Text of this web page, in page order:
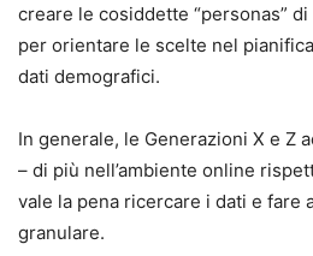
creare le cosiddette “personas”
per orientare le scelte nel
dati demografici.
In generale, le Generazioni X e Z
– di più nell’ambiente online
vale la pena ricercare i dati e fare
granulare.